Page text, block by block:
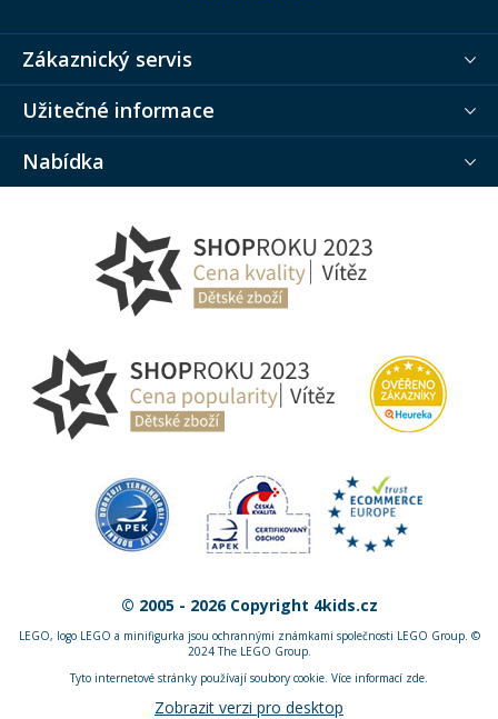
Zákaznický servis
Užitečné informace
Nabídka
© 2005 - 2026 Copyright 4kids.cz
LEGO, logo LEGO a minifigurka jsou ochrannými známkami společnosti LEGO Group. ©
2024 The LEGO Group.
Tyto internetové stránky používají soubory cookie. Více informací zde.
Zobrazit verzi pro desktop